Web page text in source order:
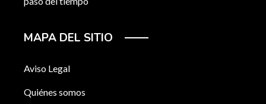
MAPA DEL SITIO
Aviso Legal
Quiénes somos